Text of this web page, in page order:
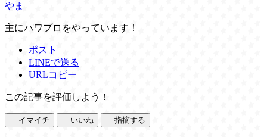
やま
主にパワプロをやっています！
ポスト
LINEで送る
URLコピー
この記事を評価しよう！
イマイチ いいね 指摘する